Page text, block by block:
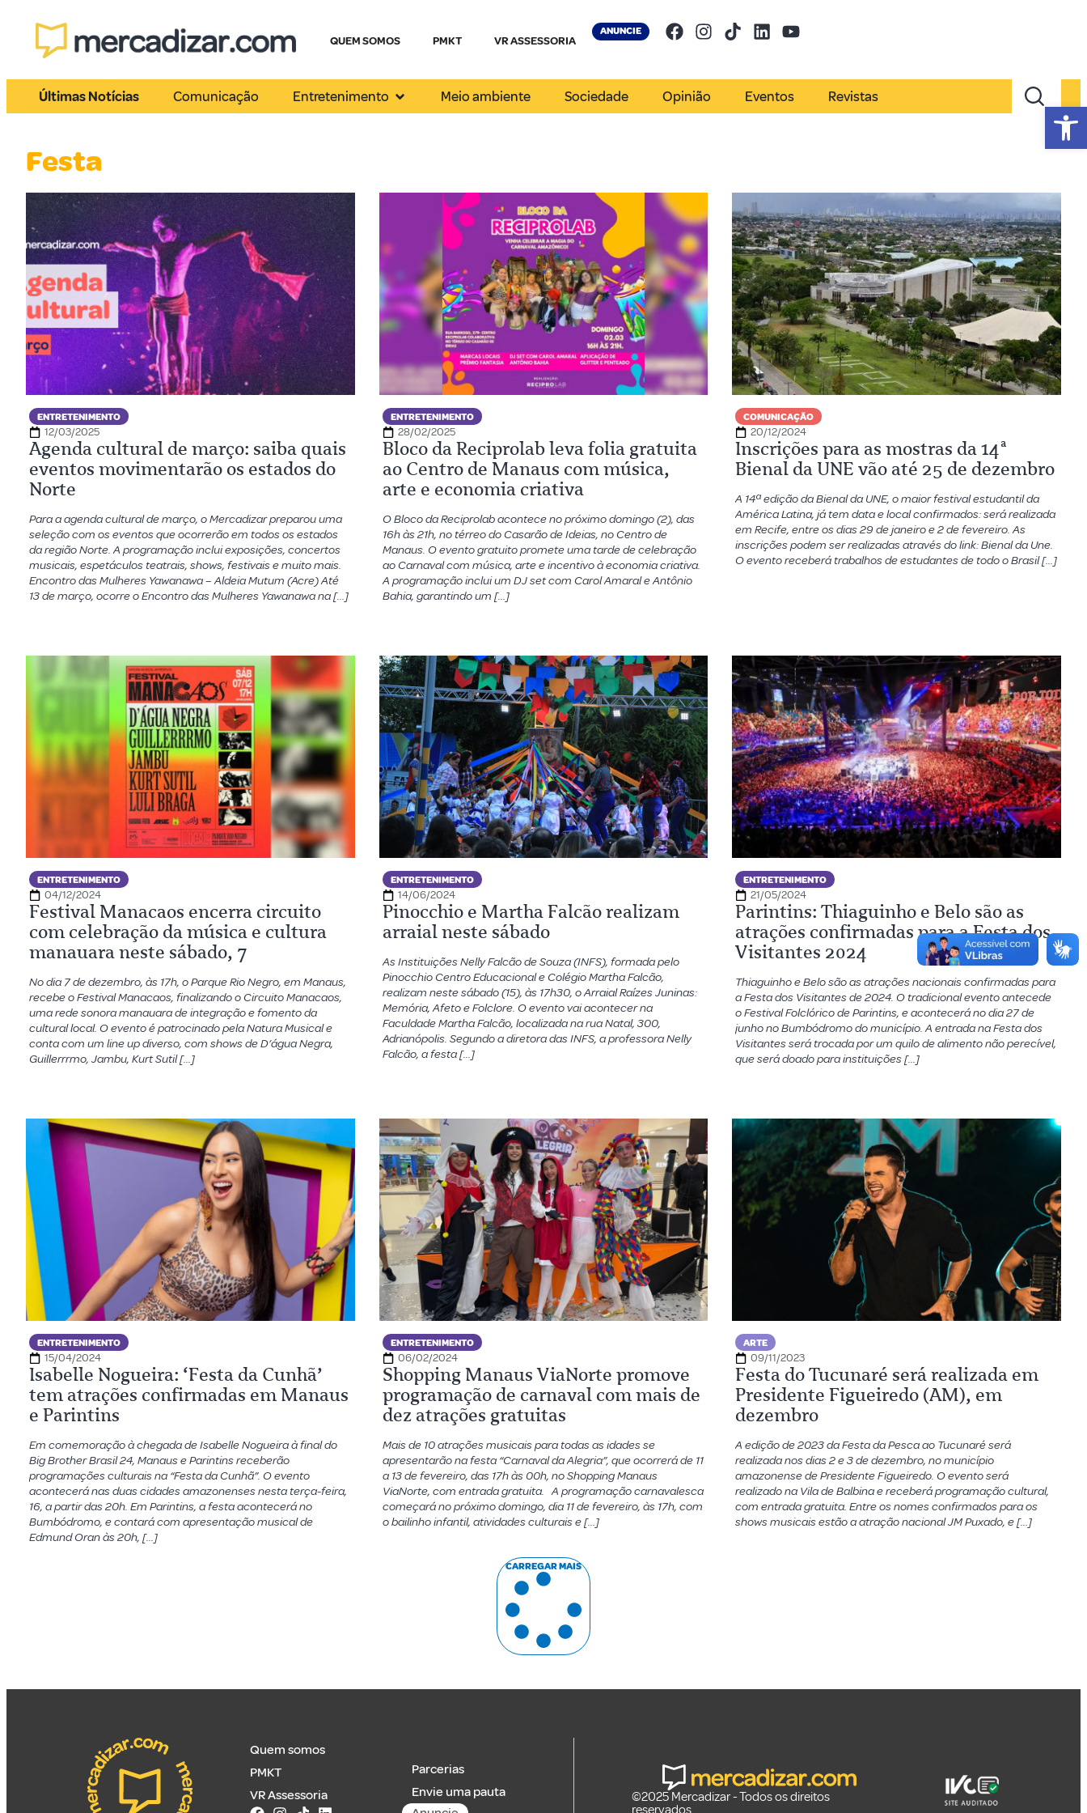
QUEM SOMOS PMKT VR ASSESSORIA
ANUNCIE
Últimas Notícias Comunicação Entretenimento Meio ambiente Sociedade Opinião Eventos Revistas
Festa
ENTRETENIMENTO
12/03/2025
Agenda cultural de março: saiba quais
eventos movimentarão os estados do
Norte
Para a agenda cultural de março, o Mercadizar preparou uma
seleção com os eventos que ocorrerão em todos os estados
da região Norte. A programação inclui exposições, concertos
musicais, espetáculos teatrais, shows, festivais e muito mais.
Encontro das Mulheres Yawanawa – Aldeia Mutum (Acre) Até
13 de março, ocorre o Encontro das Mulheres Yawanawa na […]
ENTRETENIMENTO
28/02/2025
Bloco da Reciprolab leva folia gratuita
ao Centro de Manaus com música,
arte e economia criativa
O Bloco da Reciprolab acontece no próximo domingo (2), das
16h às 21h, no térreo do Casarão de Ideias, no Centro de
Manaus. O evento gratuito promete uma tarde de celebração
ao Carnaval com música, arte e incentivo à economia criativa.
A programação inclui um DJ set com Carol Amaral e Antônio
Bahia, garantindo um […]
COMUNICAÇÃO
20/12/2024
Inscrições para as mostras da 14ª
Bienal da UNE vão até 25 de dezembro
A 14ª edição da Bienal da UNE, o maior festival estudantil da
América Latina, já tem data e local confirmados: será realizada
em Recife, entre os dias 29 de janeiro e 2 de fevereiro. As
inscrições podem ser realizadas através do link: Bienal da Une.
O evento receberá trabalhos de estudantes de todo o Brasil […]
ENTRETENIMENTO
04/12/2024
Festival Manacaos encerra circuito
com celebração da música e cultura
manauara neste sábado, 7
No dia 7 de dezembro, às 17h, o Parque Rio Negro, em Manaus,
recebe o Festival Manacaos, finalizando o Circuito Manacaos,
uma rede sonora manauara de integração e fomento da
cultural local. O evento é patrocinado pela Natura Musical e
conta com um line up diverso, com shows de D’água Negra,
Guillerrrmo, Jambu, Kurt Sutil […]
ENTRETENIMENTO
14/06/2024
Pinocchio e Martha Falcão realizam
arraial neste sábado
As Instituições Nelly Falcão de Souza (INFS), formada pelo
Pinocchio Centro Educacional e Colégio Martha Falcão,
realizam neste sábado (15), às 17h30, o Arraial Raízes Juninas:
Memória, Afeto e Folclore. O evento vai acontecer na
Faculdade Martha Falcão, localizada na rua Natal, 300,
Adrianópolis. Segundo a diretora das INFS, a professora Nelly
Falcão, a festa […]
ENTRETENIMENTO
21/05/2024
Parintins: Thiaguinho e Belo são as
atrações confirmadas para a Festa dos
Visitantes 2024
Thiaguinho e Belo são as atrações nacionais confirmadas para
a Festa dos Visitantes de 2024. O tradicional evento antecede
o Festival Folclórico de Parintins, e acontecerá no dia 27 de
junho no Bumbódromo do município. A entrada na Festa dos
Visitantes será trocada por um quilo de alimento não perecível,
que será doado para instituições […]
ENTRETENIMENTO
15/04/2024
Isabelle Nogueira: ‘Festa da Cunhã’
tem atrações confirmadas em Manaus
e Parintins
Em comemoração à chegada de Isabelle Nogueira à final do
Big Brother Brasil 24, Manaus e Parintins receberão
programações culturais na “Festa da Cunhã”. O evento
acontecerá nas duas cidades amazonenses nesta terça-feira,
16, a partir das 20h. Em Parintins, a festa acontecerá no
Bumbódromo, e contará com apresentação musical de
Edmund Oran às 20h, […]
ENTRETENIMENTO
06/02/2024
Shopping Manaus ViaNorte promove
programação de carnaval com mais de
dez atrações gratuitas
Mais de 10 atrações musicais para todas as idades se
apresentarão na festa “Carnaval da Alegria”, que ocorrerá de 11
a 13 de fevereiro, das 17h às 00h, no Shopping Manaus
ViaNorte, com entrada gratuita. A programação carnavalesca
começará no próximo domingo, dia 11 de fevereiro, às 17h, com
o bailinho infantil, atividades culturais e […]
ARTE
09/11/2023
Festa do Tucunaré será realizada em
Presidente Figueiredo (AM), em
dezembro
A edição de 2023 da Festa da Pesca ao Tucunaré será
realizada nos dias 2 e 3 de dezembro, no município
amazonense de Presidente Figueiredo. O evento será
realizado na Vila de Balbina e receberá programação cultural,
com entrada gratuita. Entre os nomes confirmados para os
shows musicais estão a atração nacional JM Puxado, e […]
CARREGAR MAIS
Quem somos
PMKT
VR Assessoria
Parcerias
Envie uma pauta
©2025 Mercadizar - Todos os direitos